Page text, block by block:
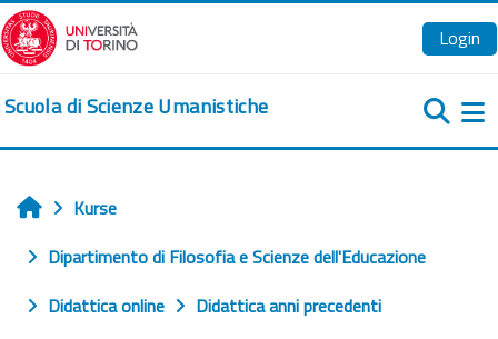
Zum Hauptinhalt
Login
Scuola di Scienze Umanistiche
Startseite
Kurse
Dipartimento di Filosofia e Scienze dell'Educazione
Didattica online
Didattica anni precedenti